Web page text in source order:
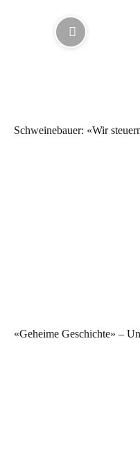
Schweinebauer: «Wir
«Geheime Geschichte» –